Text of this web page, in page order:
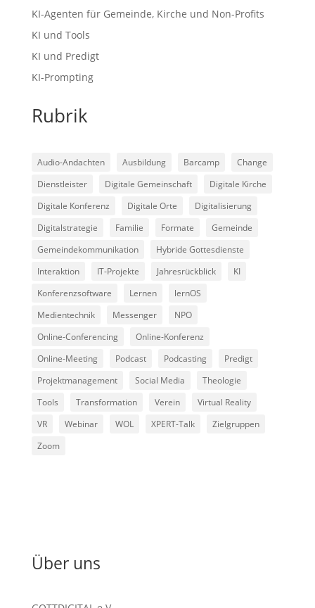
KI-Agenten für Gemeinde, Kirche und Non-Profits
KI und Tools
KI und Predigt
KI-Prompting
Rubrik
Audio-Andachten Ausbildung Barcamp
Change
Dienstleister
Digitale Gemeinschaft
Digitale Kirche
Digitale Konferenz
Digitale Orte
Digitalisierung
Digitalstrategie
Familie Formate
Gemeinde
Gemeindekommunikation
Hybride Gottesdienste
Interaktion
IT-Projekte Jahresrückblick
KI
Konferenzsoftware
Lernen
lernOS
Medientechnik
Messenger
NPO
Online-Conferencing
Online-Konferenz
Online-Meeting
Podcast Podcasting
Predigt
Projektmanagement
Social Media
Theologie
Tools
Transformation Verein
Virtual Reality
VR
Webinar WOL XPERT-Talk
Zielgruppen
Zoom
Über uns